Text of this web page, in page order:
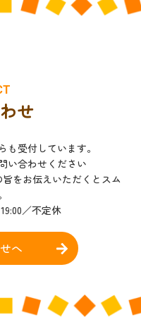
せ
も受付しています。
い合わせください
をお伝えいただくとスム
／不定休
へ